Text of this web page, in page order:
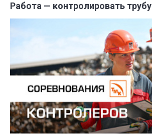
Работа — контролировать трубу